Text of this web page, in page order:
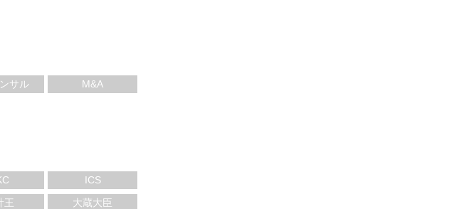
サル
M&A
ICS
王
大蔵大臣